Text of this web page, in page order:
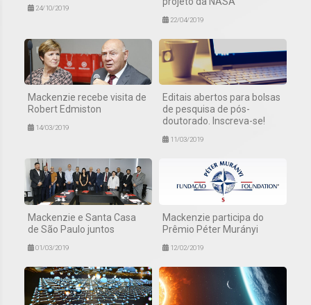
24/10/2019
22/04/2019
Mackenzie recebe visita de
Robert Edmiston
14/03/2019
Editais abertos para bolsas
de pesquisa de pós-
doutorado. Inscreva-se!
11/03/2019
Mackenzie e Santa Casa
de São Paulo juntos
01/03/2019
Mackenzie participa do
Prêmio Péter Murányi
12/02/2019